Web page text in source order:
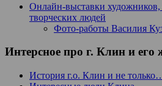
Онлайн-выставки
творческих людей
Фото-работы Василия
Интерсное про г. Клин и его
История г.о. Клин и не